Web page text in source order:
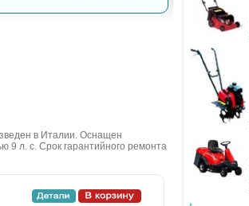
в Италии. Оснащен
9 л. с. Срок гарантийного ремонта